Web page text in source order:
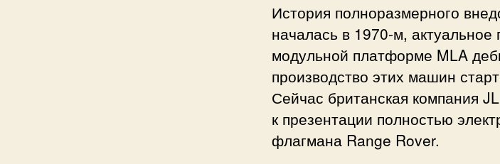
История полноразмерного
началась в 1970-м,
модульной платформе MLA
производство этих машин
Сейчас британская компания
к презентации полностью
флагмана Range Rover.